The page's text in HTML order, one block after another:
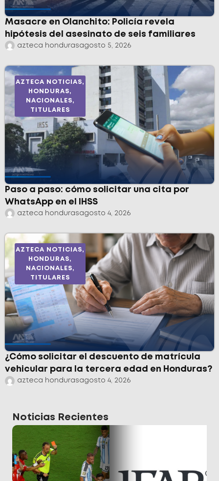
Masacre en Olanchito: Policía revela
hipótesis del asesinato de seis familiares
azteca hondurasagosto 5, 2026
AZTECA NOTICIAS,
HONDURAS,
NACIONALES,
TITULARES
Paso a paso: cómo solicitar una cita por
WhatsApp en el IHSS
azteca hondurasagosto 4, 2026
AZTECA NOTICIAS,
HONDURAS,
NACIONALES,
TITULARES
¿Cómo solicitar el descuento de matrícula
vehicular para la tercera edad en Honduras?
azteca hondurasagosto 4, 2026
Noticias Recientes